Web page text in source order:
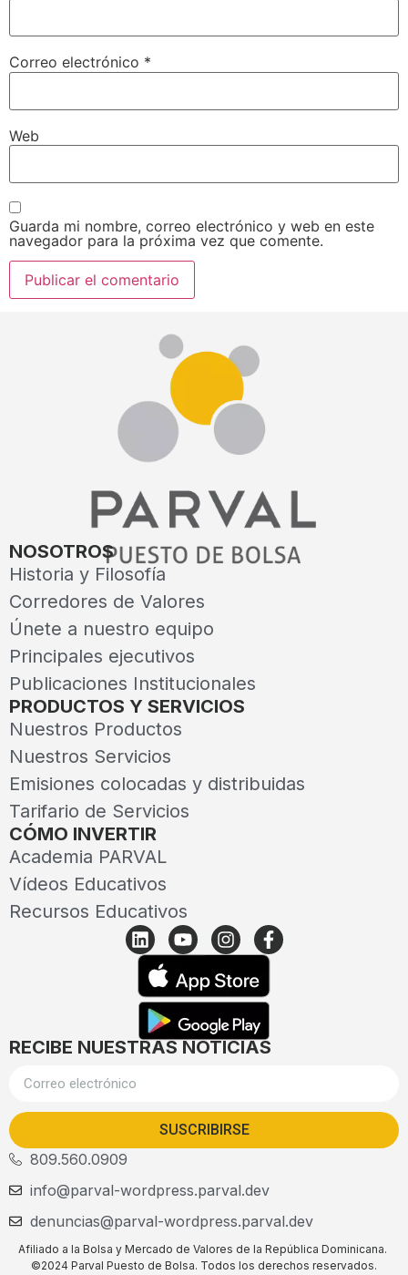
Correo electrónico *
Web
Guarda mi nombre, correo electrónico y web en este
navegador para la próxima vez que comente.
NOSOTROS
Historia y Filosofía
Corredores de Valores
Únete a nuestro equipo
Principales ejecutivos
Publicaciones Institucionales
PRODUCTOS Y SERVICIOS
Nuestros Productos
Nuestros Servicios
Emisiones colocadas y distribuidas
Tarifario de Servicios
CÓMO INVERTIR
Academia PARVAL
Vídeos Educativos
Recursos Educativos
RECIBE NUESTRAS NOTICIAS
SUSCRIBIRSE
809.560.0909
info@parval-wordpress.parval.dev
denuncias@parval-wordpress.parval.dev
Afiliado a la Bolsa y Mercado de Valores de la República Dominicana.
©2024 Parval Puesto de Bolsa. Todos los derechos reservados.